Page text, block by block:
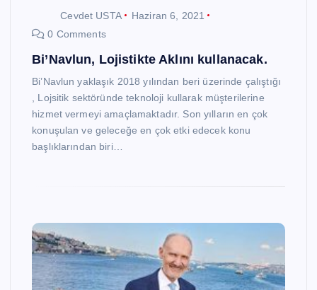
Cevdet USTA
Haziran 6, 2021
0 Comments
Bi’Navlun, Lojistikte Aklını kullanacak.
Bi’Navlun yaklaşık 2018 yılından beri üzerinde çalıştığı
, Lojsitik sektöründe teknoloji kullarak müşterilerine
hizmet vermeyi amaçlamaktadır. Son yılların en çok
konuşulan ve geleceğe en çok etki edecek konu
başlıklarından biri…